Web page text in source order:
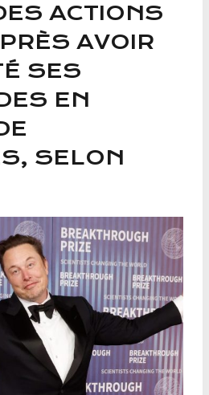
ACTIONS
AVOIR
SES
EN
SELON